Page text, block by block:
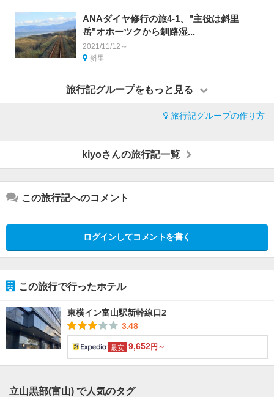
ANAダイヤ修行の旅4-1、"主役は斜里
岳"オホーツクから釧路湿...
2021/11/12～
斜里
旅行記グループをもっと見る
旅行記グループの作り方
kiyoさんの旅行記一覧
この旅行記へのコメント
ログインしてコメントを書く
この旅行で行ったホテル
東横イン富山駅新幹線口2
3.48
最安 9,652円～
立山黒部(富山) で人気のタグ